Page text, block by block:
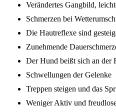
Verändertes Gangbild,
Schmerzen bei
Die Hautreflexe sind
Zunehmende
Der Hund beißt sich an der
Schwellungen der Gelenke
Treppen steigen und das
Weniger Aktiv und